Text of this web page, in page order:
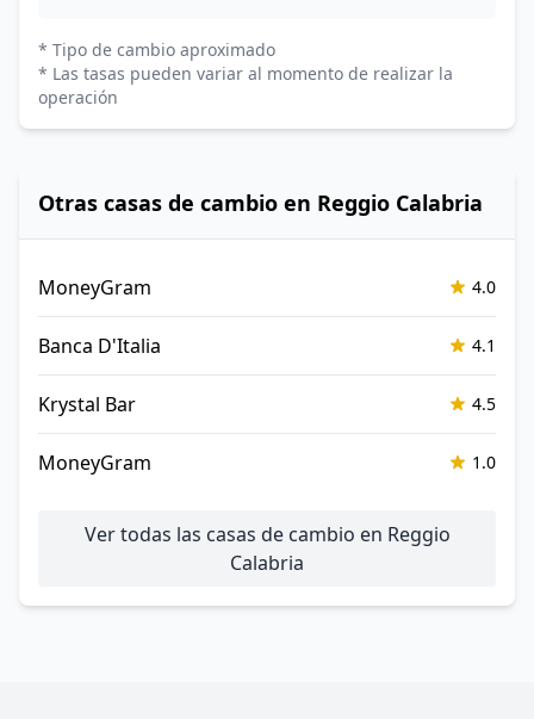
* Tipo de cambio aproximado
* Las tasas pueden variar al momento de realizar la
operación
Otras casas de cambio en Reggio Calabria
MoneyGram 4.0
Banca D'Italia 4.1
Krystal Bar 4.5
MoneyGram 1.0
Ver todas las casas de cambio en Reggio
Calabria